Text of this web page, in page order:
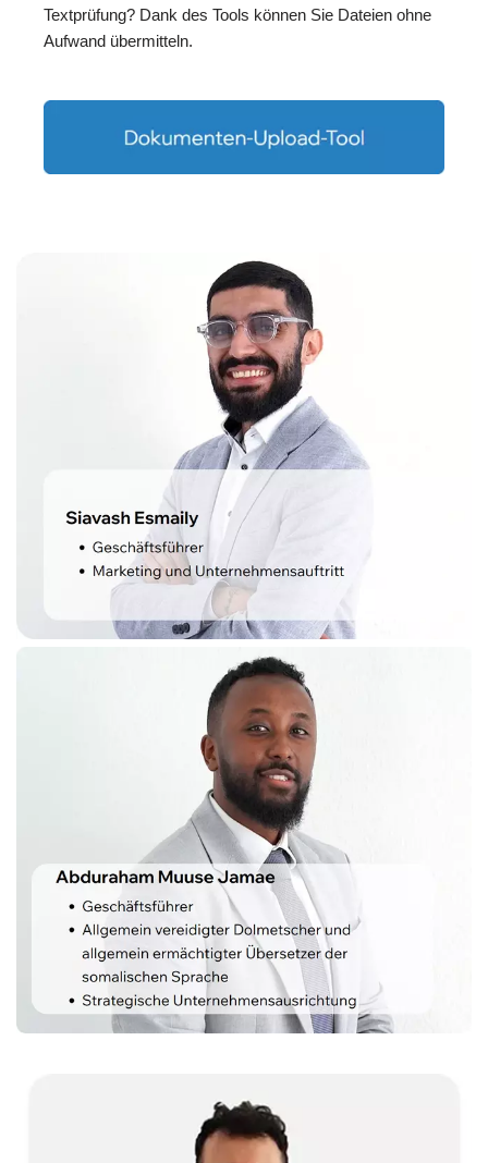
Textprüfung? Dank des Tools können Sie Dateien ohne
Aufwand übermitteln.